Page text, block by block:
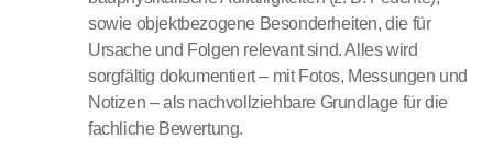
sowie objektbezogene Besonderheiten, die für
Ursache und Folgen relevant sind. Alles wird
sorgfältig dokumentiert – mit Fotos, Messungen und
Notizen – als nachvollziehbare Grundlage für die
fachliche Bewertung.